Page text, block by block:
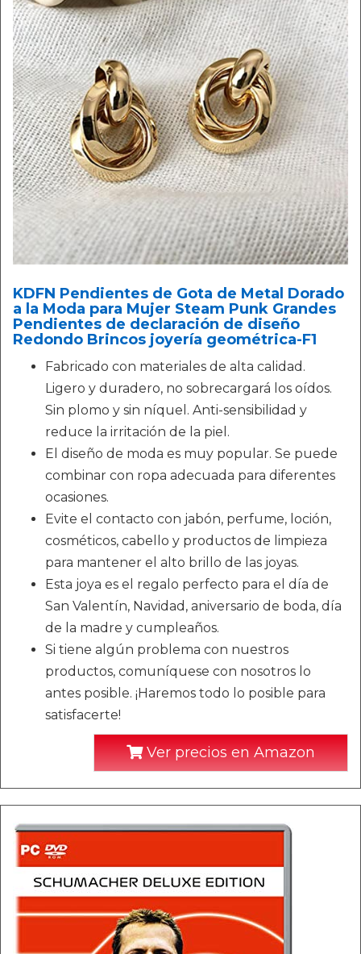
KDFN Pendientes de Gota de Metal Dorado
a la Moda para Mujer Steam Punk Grandes
Pendientes de declaración de diseño
Redondo Brincos joyería geométrica-F1
Fabricado con materiales de alta calidad.
Ligero y duradero, no sobrecargará los oídos.
Sin plomo y sin níquel. Anti-sensibilidad y
reduce la irritación de la piel.
El diseño de moda es muy popular. Se puede
combinar con ropa adecuada para diferentes
ocasiones.
Evite el contacto con jabón, perfume, loción,
cosméticos, cabello y productos de limpieza
para mantener el alto brillo de las joyas.
Esta joya es el regalo perfecto para el día de
San Valentín, Navidad, aniversario de boda, día
de la madre y cumpleaños.
Si tiene algún problema con nuestros
productos, comuníquese con nosotros lo
antes posible. ¡Haremos todo lo posible para
satisfacerte!
Ver precios en Amazon